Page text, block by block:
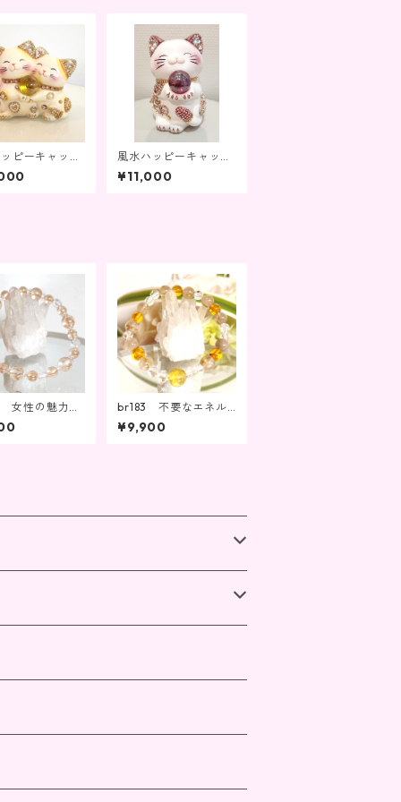
ピーキャット
CF-3biki-Y
風水ハッピーキャット
大ピンク(CF-L-PK2)
数希少で限定販売
¥11,000
性の魅力U
輿運！幸せを
る
br183 不要なエネル
ギーを取り除きながら
成功を掴む！商売繫
¥9,900